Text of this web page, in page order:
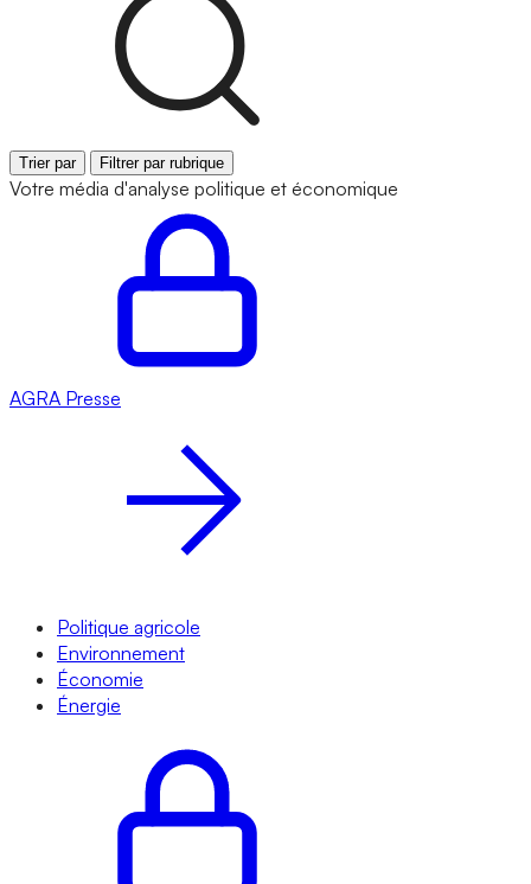
Trier par Filtrer par rubrique
Votre média d'analyse politique et économique
AGRA Presse
Politique agricole
Environnement
Économie
Énergie